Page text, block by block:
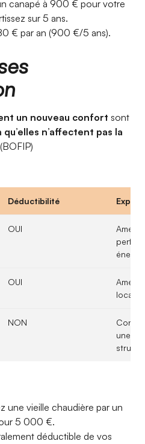
canapé à 900 € pour votre
sur 5 ans.
€ par an (900 €/5 ans).
un nouveau confort sont
n’affectent pas la
Déductibilité
OUI
OUI
NON
une
une vieille chaudière par un
5 000 €.
déductible de vos